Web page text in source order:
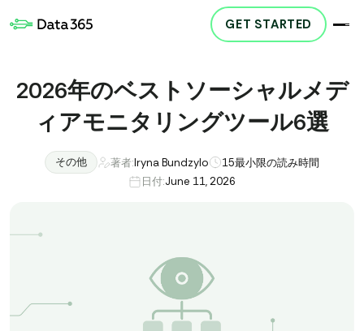
GET STARTED
2026年のベストソーシャルメデ
ィアモニタリングツール6選
その他 著者:Iryna Bundzylo 15最小限の読み時間
日付:June 11, 2026